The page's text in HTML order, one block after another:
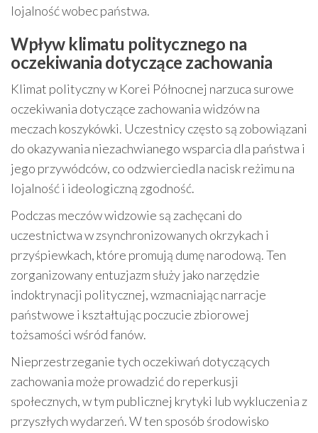
lojalność wobec państwa.
Wpływ klimatu politycznego na
oczekiwania dotyczące zachowania
Klimat polityczny w Korei Północnej narzuca surowe
oczekiwania dotyczące zachowania widzów na
meczach koszykówki. Uczestnicy często są zobowiązani
do okazywania niezachwianego wsparcia dla państwa i
jego przywódców, co odzwierciedla nacisk reżimu na
lojalność i ideologiczną zgodność.
Podczas meczów widzowie są zachęcani do
uczestnictwa w zsynchronizowanych okrzykach i
przyśpiewkach, które promują dumę narodową. Ten
zorganizowany entuzjazm służy jako narzędzie
indoktrynacji politycznej, wzmacniając narracje
państwowe i kształtując poczucie zbiorowej
tożsamości wśród fanów.
Nieprzestrzeganie tych oczekiwań dotyczących
zachowania może prowadzić do reperkusji
społecznych, w tym publicznej krytyki lub wykluczenia z
przyszłych wydarzeń. W ten sposób środowisko